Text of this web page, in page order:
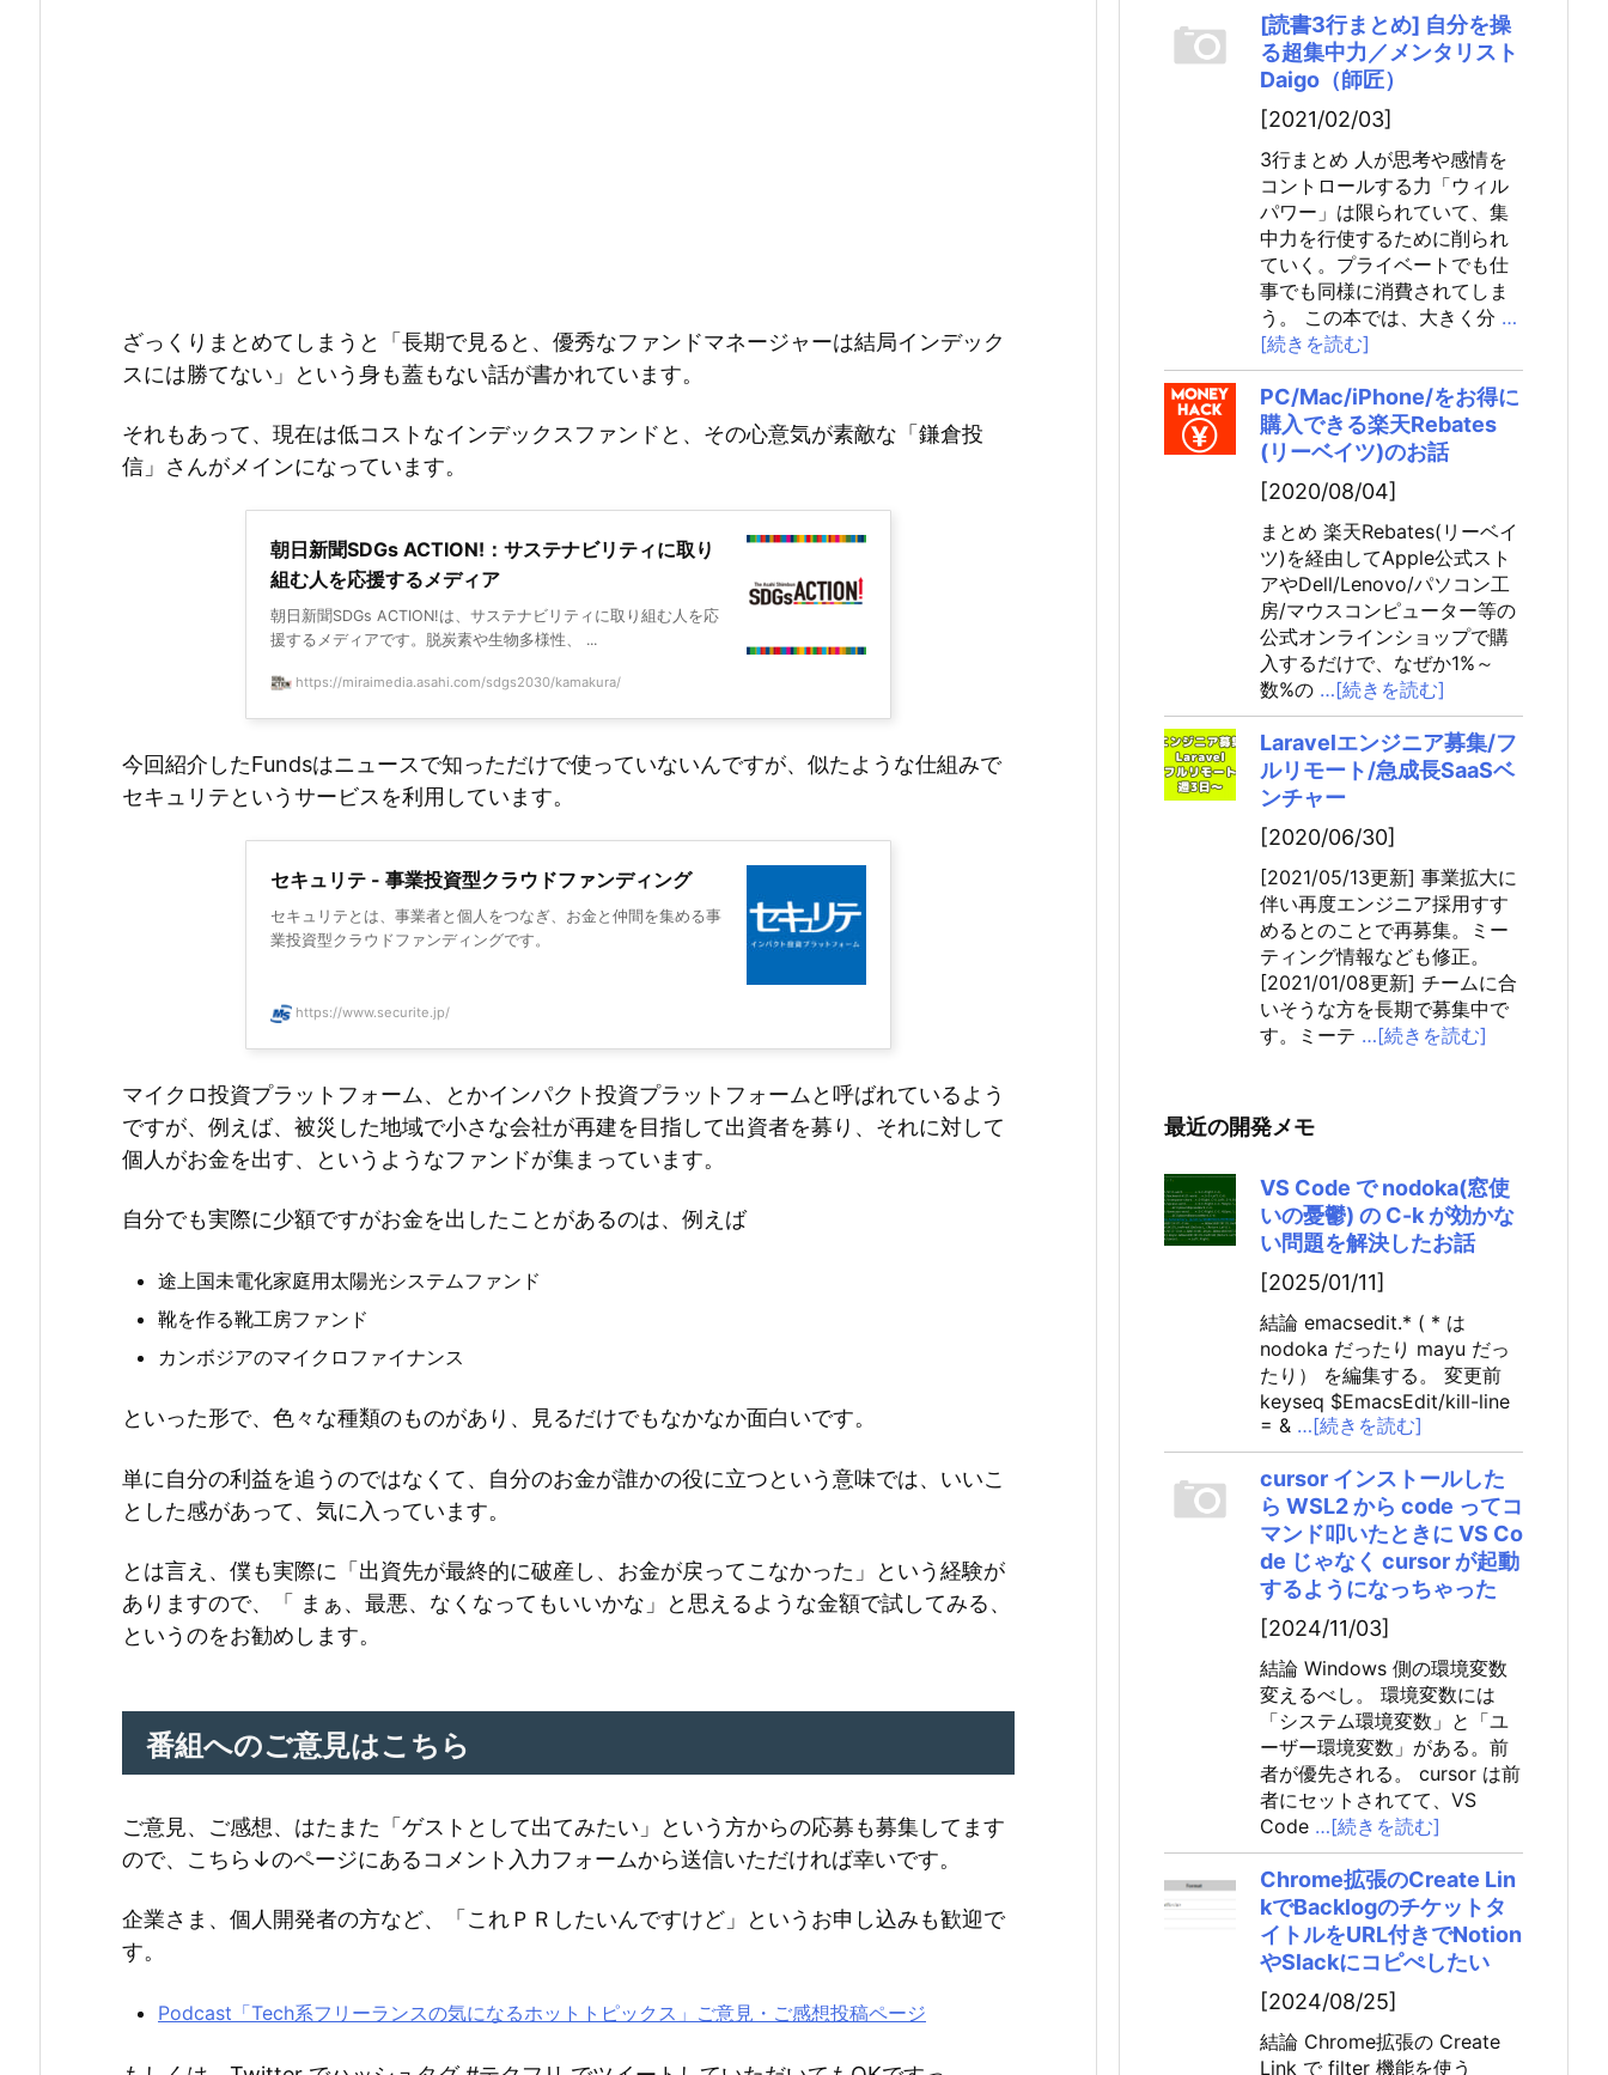
ざっくりまとめてしまうと「長期で見ると、優秀なファンドマネージャーは結局インデック
スには勝てない」という身も蓋もない話が書かれています。
それもあって、現在は低コストなインデックスファンドと、その心意気が素敵な「鎌倉投
信」さんがメインになっています。
朝日新聞SDGs ACTION!：サステナビリティに取り
組む人を応援するメディア
朝日新聞SDGs ACTION!は、サステナビリティに取り組む人を応
援するメディアです。脱炭素や生物多様性、 ...
https://miraimedia.asahi.com/sdgs2030/kamakura/
今回紹介したFundsはニュースで知っただけで使っていないんですが、似たような仕組みで
セキュリテというサービスを利用しています。
セキュリテ - 事業投資型クラウドファンディング
セキュリテとは、事業者と個人をつなぎ、お金と仲間を集める事
業投資型クラウドファンディングです。
https://www.securite.jp/
マイクロ投資プラットフォーム、とかインパクト投資プラットフォームと呼ばれているよう
ですが、例えば、被災した地域で小さな会社が再建を目指して出資者を募り、それに対して
個人がお金を出す、というようなファンドが集まっています。
自分でも実際に少額ですがお金を出したことがあるのは、例えば
途上国未電化家庭用太陽光システムファンド
靴を作る靴工房ファンド
カンボジアのマイクロファイナンス
といった形で、色々な種類のものがあり、見るだけでもなかなか面白いです。
単に自分の利益を追うのではなくて、自分のお金が誰かの役に立つという意味では、いいこ
とした感があって、気に入っています。
とは言え、僕も実際に「出資先が最終的に破産し、お金が戻ってこなかった」という経験が
ありますので、「 まぁ、最悪、なくなってもいいかな」と思えるような金額で試してみる、
というのをお勧めします。
番組へのご意見はこちら
ご意見、ご感想、はたまた「ゲストとして出てみたい」という方からの応募も募集してます
ので、こちら↓のページにあるコメント入力フォームから送信いただければ幸いです。
企業さま、個人開発者の方など、「これＰＲしたいんですけど」というお申し込みも歓迎で
す。
Podcast「Tech系フリーランスの気になるホットトピックス」ご意見・ご感想投稿ページ
[読書3行まとめ] 自分を操
る超集中力／メンタリスト
Daigo（師匠）
[2021/02/03]
3行まとめ 人が思考や感情を
コントロールする力「ウィル
パワー」は限られていて、集
中力を行使するために削られ
ていく。プライベートでも仕
事でも同様に消費されてしま
う。 この本では、大きく分 …
[続きを読む]
PC/Mac/iPhone/をお得に
購入できる楽天Rebates
(リーベイツ)のお話
[2020/08/04]
まとめ 楽天Rebates(リーベイ
ツ)を経由してApple公式スト
アやDell/Lenovo/パソコン工
房/マウスコンピューター等の
公式オンラインショップで購
入するだけで、なぜか1%～
数%の …[続きを読む]
Laravelエンジニア募集/フ
ルリモート/急成長SaaSベ
ンチャー
[2020/06/30]
[2021/05/13更新] 事業拡大に
伴い再度エンジニア採用すす
めるとのことで再募集。ミー
ティング情報なども修正。
[2021/01/08更新] チームに合
いそうな方を長期で募集中で
す。ミーテ …[続きを読む]
最近の開発メモ
VS Code で nodoka(窓使
いの憂鬱) の C-k が効かな
い問題を解決したお話
[2025/01/11]
結論 emacsedit.* ( * は
nodoka だったり mayu だっ
たり） を編集する。 変更前
keyseq $EmacsEdit/kill-line
= & …[続きを読む]
cursor インストールした
ら WSL2 から code ってコ
マンド叩いたときに VS Co
de じゃなく cursor が起動
するようになっちゃった
[2024/11/03]
結論 Windows 側の環境変数
変えるべし。 環境変数には
「システム環境変数」と「ユ
ーザー環境変数」がある。前
者が優先される。 cursor は前
者にセットされてて、VS
Code …[続きを読む]
Chrome拡張のCreate Lin
kでBacklogのチケットタ
イトルをURL付きでNotion
やSlackにコピぺしたい
[2024/08/25]
結論 Chrome拡張の Create
Link で filter 機能を使う